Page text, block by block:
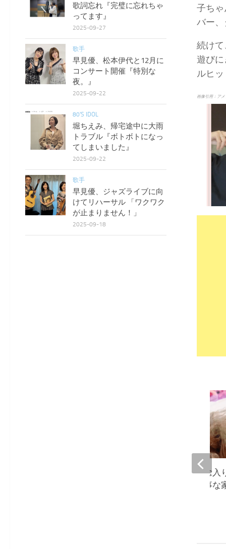
子ち
バー
続け
遊び
ルヒ
画像引用：アメ
松本伊代、愛犬を念入
『わんちゃんは大事な
歌詞忘れ『完璧に忘れちゃ
ってます』
2025-09-27
歌手
早見優、松本伊代と12月に
コンサート開催『特別な
夜。』
2025-09-22
80'S IDOL
堀ちえみ、帰宅途中に大雨
トラブル『ボトボトになっ
てしまいました』
2025-09-22
歌手
早見優、ジャズライブに向
けてリハーサル 「ワクワク
が止まりません！」
2025-09-18